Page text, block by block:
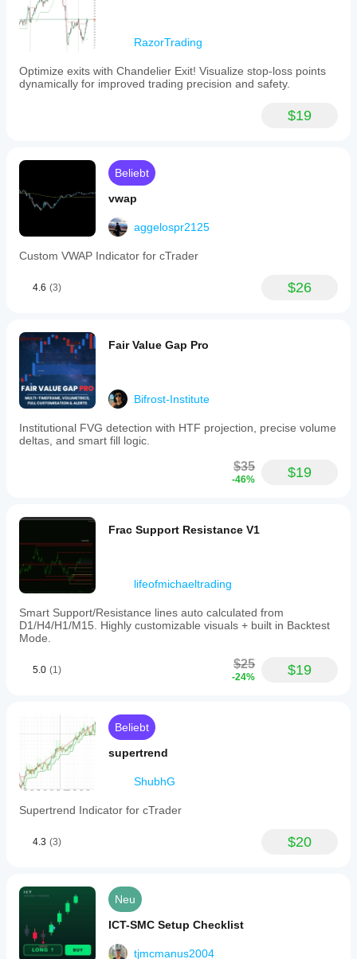
RazorTrading
Optimize exits with Chandelier Exit! Visualize stop-loss points
dynamically for improved trading precision and safety.
$19
Beliebt
vwap
aggelospr2125
Custom VWAP Indicator for cTrader
4.6 (3) $26
Fair Value Gap Pro
Bifrost-Institute
Institutional FVG detection with HTF projection, precise volume
deltas, and smart fill logic.
$35
-46% $19
Frac Support Resistance V1
lifeofmichaeltrading
Smart Support/Resistance lines auto calculated from
D1/H4/H1/M15. Highly customizable visuals + built in Backtest
Mode.
5.0 (1) $25
-24% $19
Beliebt
supertrend
ShubhG
Supertrend Indicator for cTrader
4.3 (3) $20
Neu
ICT-SMC Setup Checklist
tjmcmanus2004